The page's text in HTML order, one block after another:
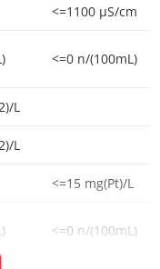
<=1100 µS/cm
<=0 n/(100mL)
L
L
<=15 mg(Pt)/L
<=0 n/(100mL)